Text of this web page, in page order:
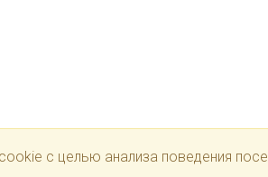
с целью анализа поведения